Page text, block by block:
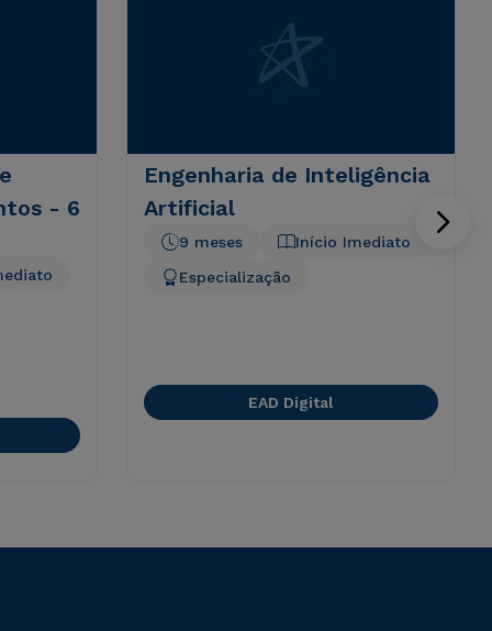
- 6
Engenharia de Inteligência
Artificial
Início Imediato
9 meses
Especialização
EAD Digital